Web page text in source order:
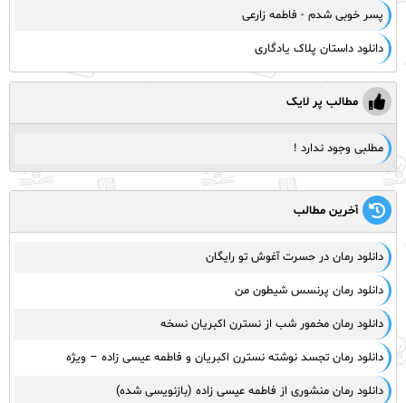
پسر خوبی شدم - فاطمه زارعی
دانلود داستان پلاک یادگاری
مطالب پر لایک
مطلبی وجود ندارد !
آخرین مطالب
دانلود رمان در حسرت آغوش تو رایگان
دانلود رمان پرنسس شیطون من
دانلود رمان مخمور شب از نسترن اکبریان نسخه
دانلود رمان تجسد نوشته نسترن اکبریان و فاطمه عیسی زاده – ویژه
دانلود رمان منشوری از فاطمه عیسی زاده (بازنویسی شده)